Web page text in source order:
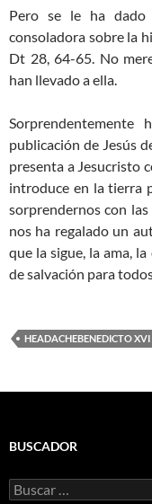
Pero se le ha
consoladora sobre la
Dt 28, 64-65. No
han llevado a ella.
publicación de Jesús
presenta a Jesucristo
introduce en la tierra
sorprendernos con
nos ha regalado un
que la sigue, la ama,
de salvación para
HEADACHEBENEDICTO XVI
BUSCADOR
Buscar: